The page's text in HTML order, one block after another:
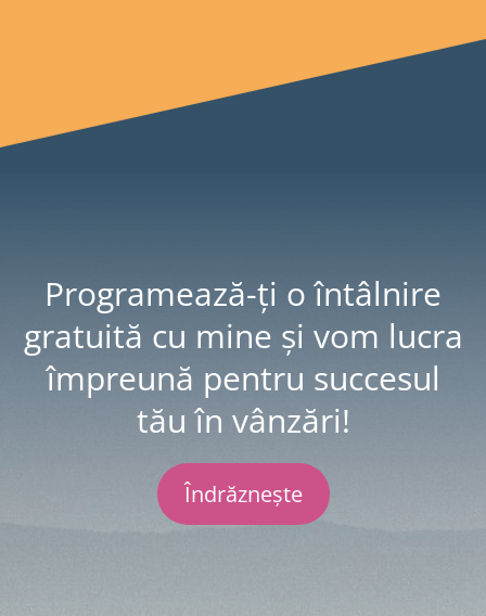
Programează-ți o întâlnire
gratuită cu mine și vom lucra
împreună pentru succesul
tău în vânzări!
Îndrăznește